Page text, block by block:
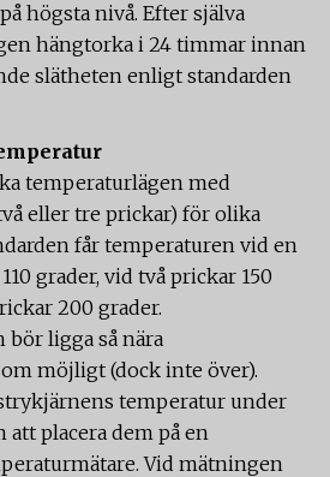
högsta nivå. Efter själva
hängtorka i 24 timmar innan
slätheten enligt standarden
temperaturlägen med
eller tre prickar) för olika
får temperaturen vid en
grader, vid två prickar 150
200 grader.
ligga så nära
möjligt (dock inte över).
temperatur under
placera dem på en
Vid mätningen